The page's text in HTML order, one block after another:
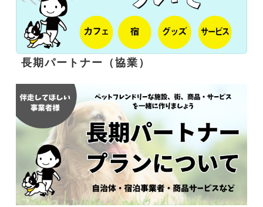
長期パートナー（協業）